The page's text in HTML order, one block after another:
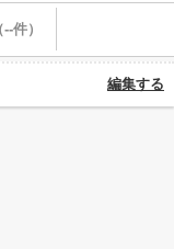
件）
編集する